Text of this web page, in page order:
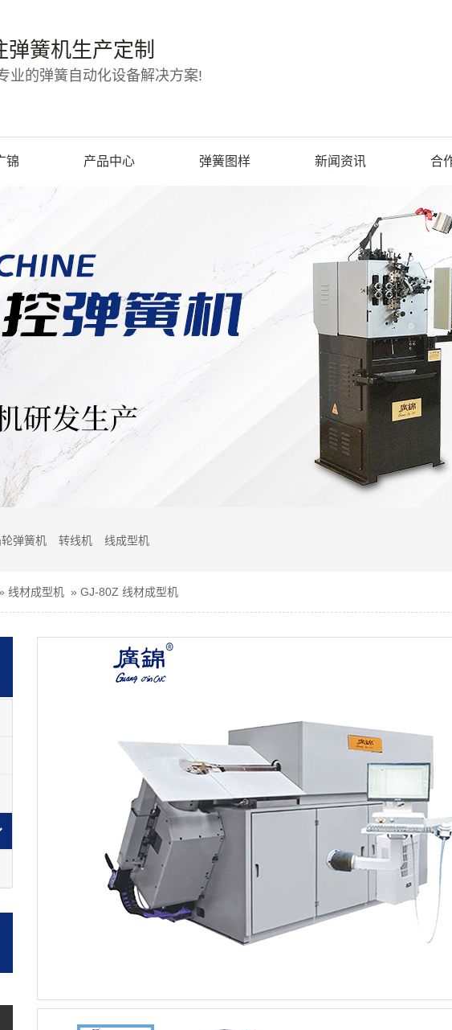
弹簧机生产定制
业的弹簧自动化设备解决方案!
锦 产品中心 弹簧图样 新闻资讯 合
弹簧机 转线机 线成型机
线材成型机 » GJ-80Z 线材成型机